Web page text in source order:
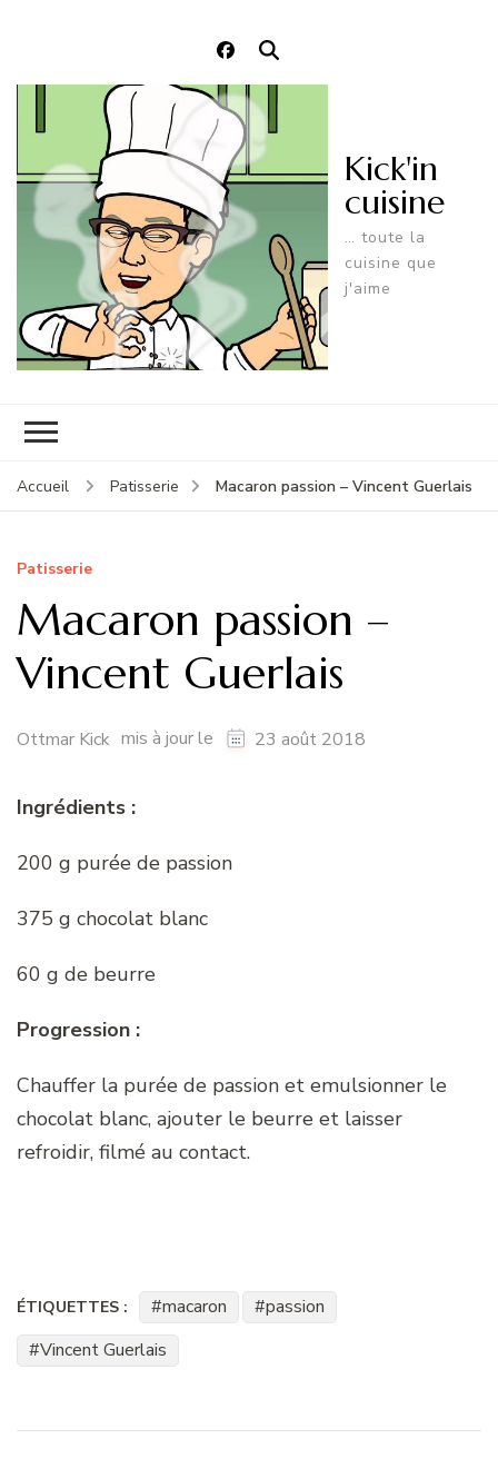
Kick'in
cuisine
… toute la
cuisine que
j'aime
Accueil Patisserie Macaron passion – Vincent Guerlais
Patisserie
Macaron passion –
Vincent Guerlais
Ottmar Kick mis à jour le 23 août 2018
Ingrédients :
200 g purée de passion
375 g chocolat blanc
60 g de beurre
Progression :
Chauffer la purée de passion et emulsionner le
chocolat blanc, ajouter le beurre et laisser
refroidir, filmé au contact.
ÉTIQUETTES : macaron
passion
Vincent Guerlais